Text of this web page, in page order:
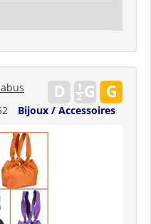
Bijoux / Accessoires